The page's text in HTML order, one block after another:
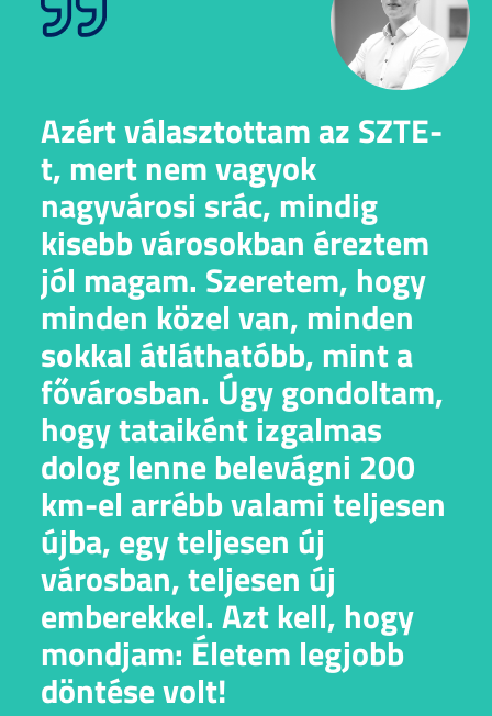
Azért választottam az SZTE-
t, mert nem vagyok
nagyvárosi srác, mindig
kisebb városokban éreztem
jól magam. Szeretem, hogy
minden közel van, minden
sokkal átláthatóbb, mint a
fővárosban. Úgy gondoltam,
hogy tataiként izgalmas
dolog lenne belevágni 200
km-el arrébb valami teljesen
újba, egy teljesen új
városban, teljesen új
emberekkel. Azt kell, hogy
mondjam: Életem legjobb
döntése volt!